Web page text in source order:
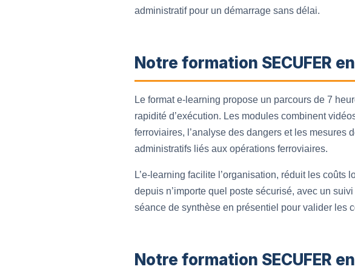
administratif pour un démarrage sans délai.
Notre formation SECUFER
Le format e-learning propose un parcours de 7
rapidité d’exécution. Les modules combinent
ferroviaires, l’analyse des dangers et les mesures
administratifs liés aux opérations ferroviaires.
L’e-learning facilite l’organisation, réduit les
depuis n’importe quel poste sécurisé, avec un
séance de synthèse en présentiel pour valider les
Notre formation SECUFER